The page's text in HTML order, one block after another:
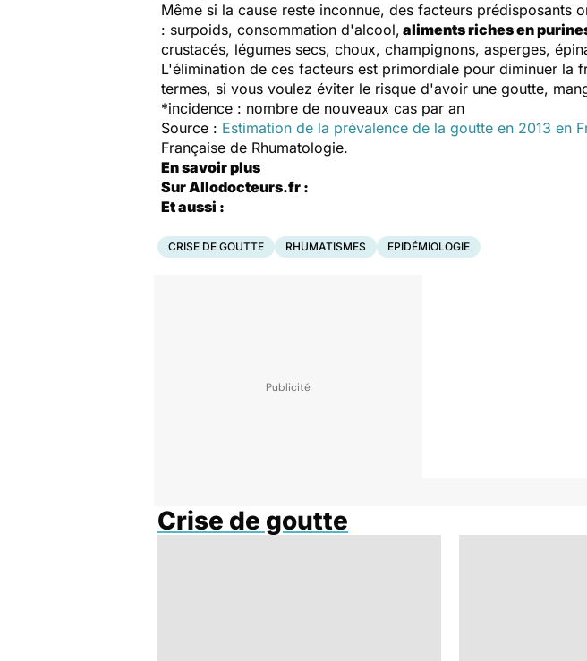
Même si la cause reste inconnue, des facteurs
: surpoids, consommation d'alcool, aliments riches en
crustacés, légumes secs, choux, champignons, asperges,
L'élimination de ces facteurs est primordiale pour diminuer la
termes, si vous voulez éviter le risque d'avoir une goutte,
*incidence : nombre de nouveaux cas par an
Source : Estimation de la prévalence de la goutte en 2013 en
Française de Rhumatologie.
En savoir plus
Sur Allodocteurs.fr :
Et aussi :
CRISE DE GOUTTE RHUMATISMES EPIDÉMIOLOGIE
Crise de goutte